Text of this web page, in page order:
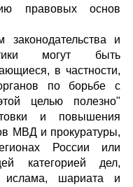
правовых основ
законодательства и
могут быть
в частности,
по борьбе с
целью полезно"
и повышения
МВД и прокуратуры,
России или
категорией дел,
шариата и